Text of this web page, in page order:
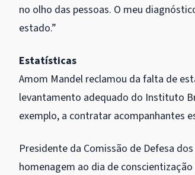
no olho das pessoas. O meu
estado.”
Estatísticas
Amom Mandel reclamou da falta de
levantamento adequado do Instituto
exemplo, a contratar acompanhantes
Presidente da Comissão de Defesa
homenagem ao dia de